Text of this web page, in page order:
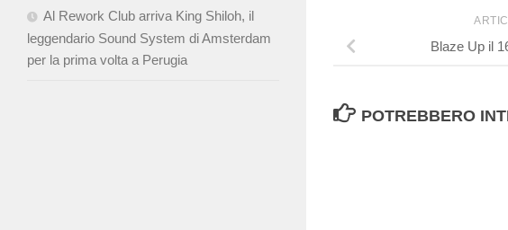
Blaze Up il
POTREBBERO
Al Rework Club arriva King Shiloh, il
leggendario Sound System di Amsterdam
per la prima volta a Perugia